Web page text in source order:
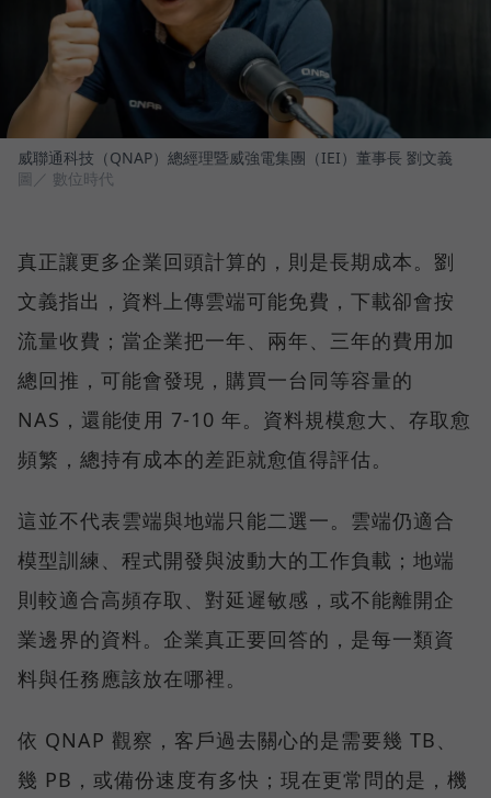
威聯通科技（QNAP）總經理暨威強電集團（IEI）董事長 劉文義
圖／ 數位時代
真正讓更多企業回頭計算的，則是長期成本。劉
文義指出，資料上傳雲端可能免費，下載卻會按
流量收費；當企業把一年、兩年、三年的費用加
總回推，可能會發現，購買一台同等容量的
NAS，還能使用 7-10 年。資料規模愈大、存取愈
頻繁，總持有成本的差距就愈值得評估。
這並不代表雲端與地端只能二選一。雲端仍適合
模型訓練、程式開發與波動大的工作負載；地端
則較適合高頻存取、對延遲敏感，或不能離開企
業邊界的資料。企業真正要回答的，是每一類資
料與任務應該放在哪裡。
依 QNAP 觀察，客戶過去關心的是需要幾 TB、
幾 PB，或備份速度有多快；現在更常問的是，機